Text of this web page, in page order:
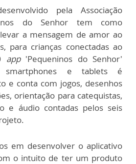
pela Associação
do Senhor tem como
a mensagem de amor ao
para crianças conectadas ao
app'Pequeninos do Senhor'
smartphones e tablets é
e conta com jogos, desenhos
orientação para catequistas,
e áudio contadas pelos seis
em desenvolver o aplicativo
o intuito de ter um produto